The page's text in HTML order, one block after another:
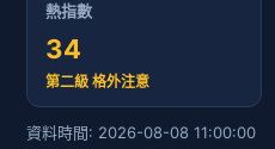
熱指數
34
第二級 格外注意
資料時間: 2026-08-08 11:00:00